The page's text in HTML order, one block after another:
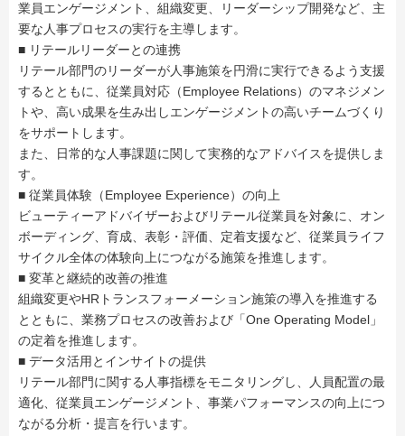
業員エンゲージメント、組織変更、リーダーシップ開発など、主
要な人事プロセスの実行を主導します。
■ リテールリーダーとの連携
リテール部門のリーダーが人事施策を円滑に実行できるよう支援
するとともに、従業員対応（Employee Relations）のマネジメン
トや、高い成果を生み出しエンゲージメントの高いチームづくり
をサポートします。
また、日常的な人事課題に関して実務的なアドバイスを提供しま
す。
■ 従業員体験（Employee Experience）の向上
ビューティーアドバイザーおよびリテール従業員を対象に、オン
ボーディング、育成、表彰・評価、定着支援など、従業員ライフ
サイクル全体の体験向上につながる施策を推進します。
■ 変革と継続的改善の推進
組織変更やHRトランスフォーメーション施策の導入を推進する
とともに、業務プロセスの改善および「One Operating Model」
の定着を推進します。
■ データ活用とインサイトの提供
リテール部門に関する人事指標をモニタリングし、人員配置の最
適化、従業員エンゲージメント、事業パフォーマンスの向上につ
ながる分析・提言を行います。